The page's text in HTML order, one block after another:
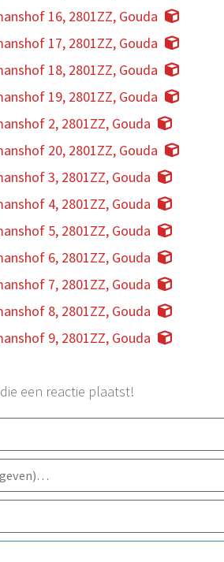
16, 2801ZZ, Gouda
17, 2801ZZ, Gouda
18, 2801ZZ, Gouda
19, 2801ZZ, Gouda
2, 2801ZZ, Gouda
20, 2801ZZ, Gouda
3, 2801ZZ, Gouda
4, 2801ZZ, Gouda
5, 2801ZZ, Gouda
6, 2801ZZ, Gouda
7, 2801ZZ, Gouda
8, 2801ZZ, Gouda
9, 2801ZZ, Gouda
een reactie plaatst!